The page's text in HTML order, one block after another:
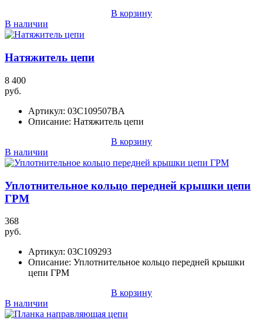
В корзину
В наличии
Натяжитель цепи
8 400
руб.
Артикул: 03C109507BA
Описание: Натяжитель цепи
В корзину
В наличии
Уплотнительное кольцо передней крышки цепи
ГРМ
368
руб.
Артикул: 03C109293
Описание: Уплотнительное кольцо передней крышки
цепи ГРМ
В корзину
В наличии